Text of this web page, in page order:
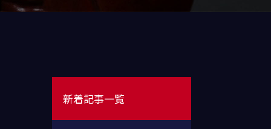
新着記事一覧